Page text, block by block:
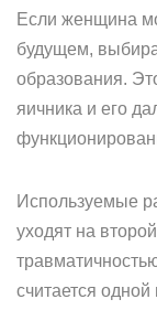
Если женщина
будущем,
образования.
яичника и его
Используемые
уходят на
считается